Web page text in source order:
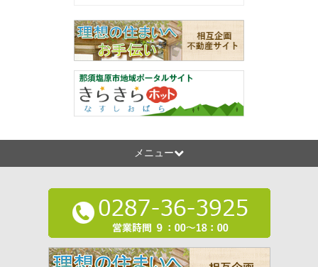
メニュー